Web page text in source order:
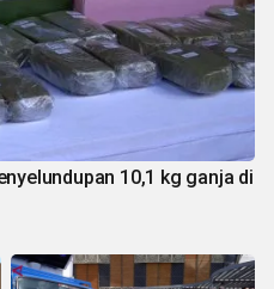
10,1 kg ganja di